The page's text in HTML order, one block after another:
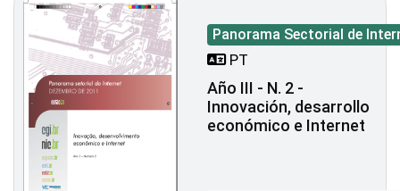
Panorama Sectorial de
PT
Año III - N. 2 -
Innovación, desarrollo
económico e Internet